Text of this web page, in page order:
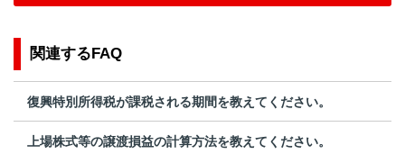
関連するFAQ
復興特別所得税が課税される期間を教えてください。
上場株式等の譲渡損益の計算方法を教えてください。